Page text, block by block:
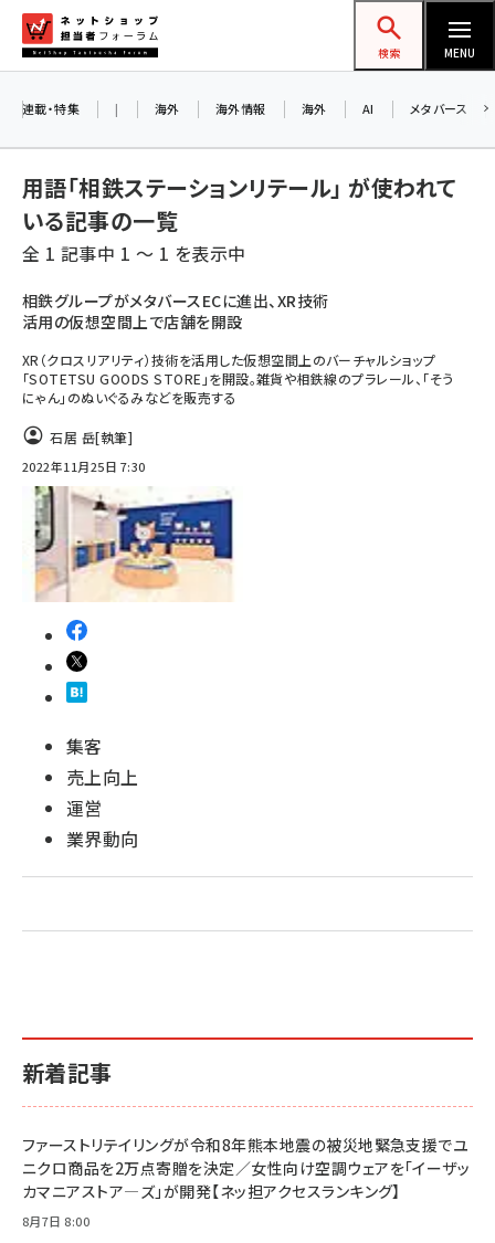
ン
ネットショップ担当者フォーラム
検索 MENU
amazon (2255)
yahoo (1906)
楽天 (1874)
ecbeing (1210)
base (1081)
ビィ・フォアード (776)
revico (744)
連載・特集 | 海外 海外情報 海外 AI メタバース
用語「相鉄ステーションリテール」 が使われて
いる記事の一覧
全 1 記事中 1 ～ 1 を表示中
相鉄グループがメタバースECに進出、XR技術
活用の仮想空間上で店舗を開設
XR（クロスリアリティ）技術を活用した仮想空間上のバーチャルショップ
「SOTETSU GOODS STORE」を開設。雑貨や相鉄線のプラレール、「そう
にゃん」のぬいぐるみなどを販売する
石居 岳[執筆]
2022年11月25日 7:30
集客
売上向上
運営
業界動向
新着記事
ファーストリテイリングが令和8年熊本地震の被災地緊急支援でユ
ニクロ商品を2万点寄贈を決定／女性向け空調ウェアを「イーザッ
カマニアストア―ズ」が開発【ネッ担アクセスランキング】
8月7日 8:00